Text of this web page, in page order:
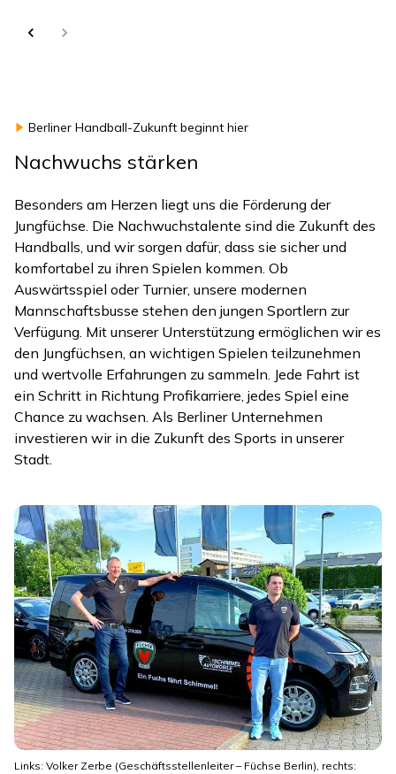
Berliner Handball-Zukunft beginnt hier
Nachwuchs stärken
Besonders am Herzen liegt uns die Förderung der
Jungfüchse. Die Nachwuchstalente sind die Zukunft des
Handballs, und wir sorgen dafür, dass sie sicher und
komfortabel zu ihren Spielen kommen. Ob
Auswärtsspiel oder Turnier, unsere modernen
Mannschaftsbusse stehen den jungen Sportlern zur
Verfügung. Mit unserer Unterstützung ermöglichen wir es
den Jungfüchsen, an wichtigen Spielen teilzunehmen
und wertvolle Erfahrungen zu sammeln. Jede Fahrt ist
ein Schritt in Richtung Profikarriere, jedes Spiel eine
Chance zu wachsen. Als Berliner Unternehmen
investieren wir in die Zukunft des Sports in unserer
Stadt.
Links: Volker Zerbe (Geschäftsstellenleiter – Füchse Berlin), rechts: